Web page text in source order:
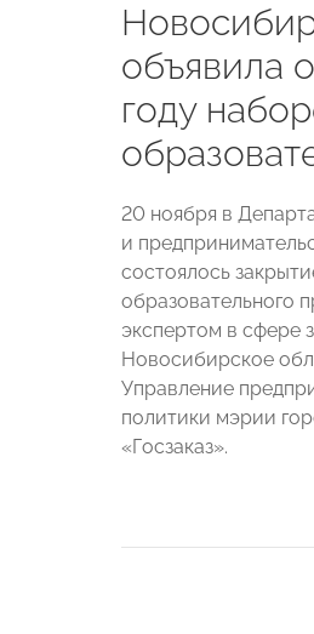
объявила
году
20 ноября в
и
состоялось
образовательного
экспертом в сфере
Новосибирское
Управление
политики мэрии
«Госзаказ».